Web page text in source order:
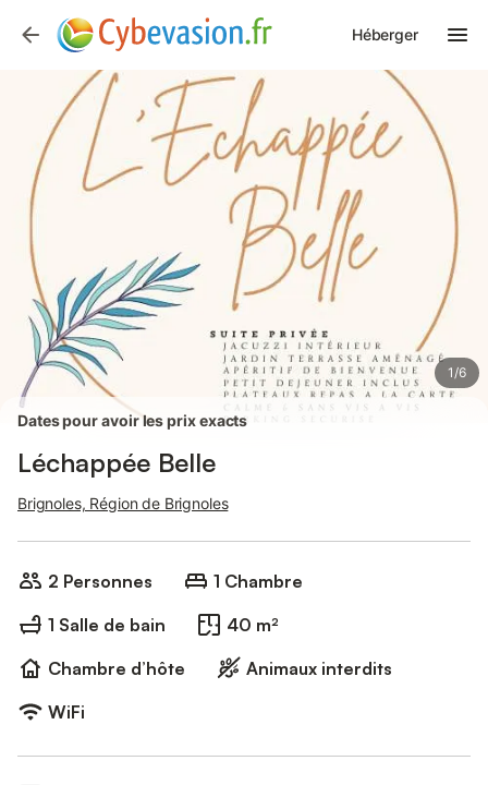
Héberger
1/6
Photos Équipements Avis des voyageurs
Dates pour avoir les prix exacts
Léchappée Belle
Brignoles, Région de Brignoles
2 Personnes
1 Chambre
1 Salle de bain
40 m²
Chambre d’hôte
Animaux interdits
WiFi